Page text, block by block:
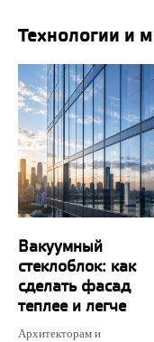
Технологии и
Вакуумный
стеклоблок: как
сделать фасад
теплее и легче
Архитекторам и